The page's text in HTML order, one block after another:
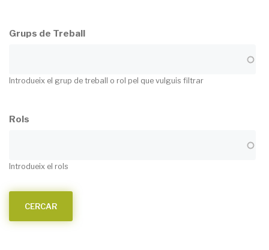
Grups de Treball
Introdueix el grup de treball o rol pel que vulguis filtrar
Rols
Introdueix el rols